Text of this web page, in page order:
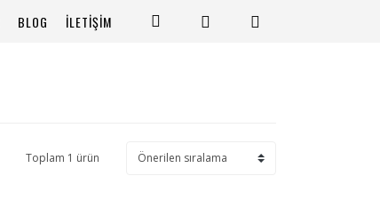
BLOG İLETİŞİM
Toplam 1 ürün